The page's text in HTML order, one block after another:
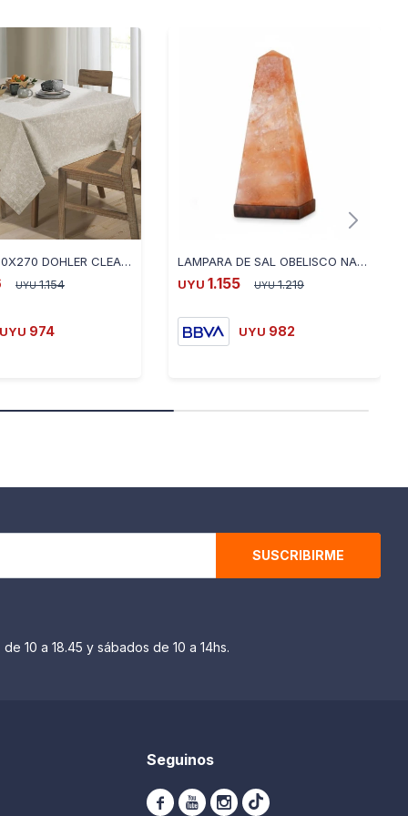
MANTEL 160X270 DOHLER CLEAN LINO - BEIGE
UYU 1.154
UYU 974
LAMPARA DE SAL OBELISCO NAMASTE NAM0026
UYU 1.155 UYU 1.219
UYU 982
SUSCRIBIRME
10 a 18.45 y sábados de 10 a 14hs.
Seguinos
  